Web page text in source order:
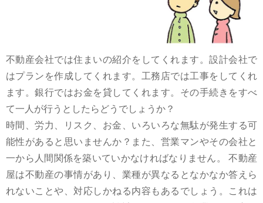
不動産会社では住まいの紹介をしてくれます。設計会社で
はプランを作成してくれます。工務店では工事をしてくれ
ます。銀行ではお金を貸してくれます。その手続きをすべ
て一人が行うとしたらどうでしょうか？
時間、労力、リスク、お金、いろいろな無駄が発生する可
能性があると思いませんか？また、営業マンやその会社と
一から人間関係を築いていかなければなりません。 不動産
屋は不動産の事情があり、業種が異なるとなかなか答えら
れないことや、対応しかねる内容もあるでしょう。これは